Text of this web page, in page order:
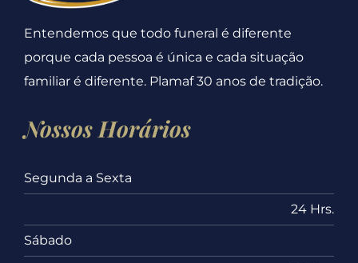
Entendemos que todo funeral é diferente
porque cada pessoa é única e cada situação
familiar é diferente. Plamaf 30 anos de tradição.
Nossos Horários
Segunda a Sexta
24 Hrs.
Sábado